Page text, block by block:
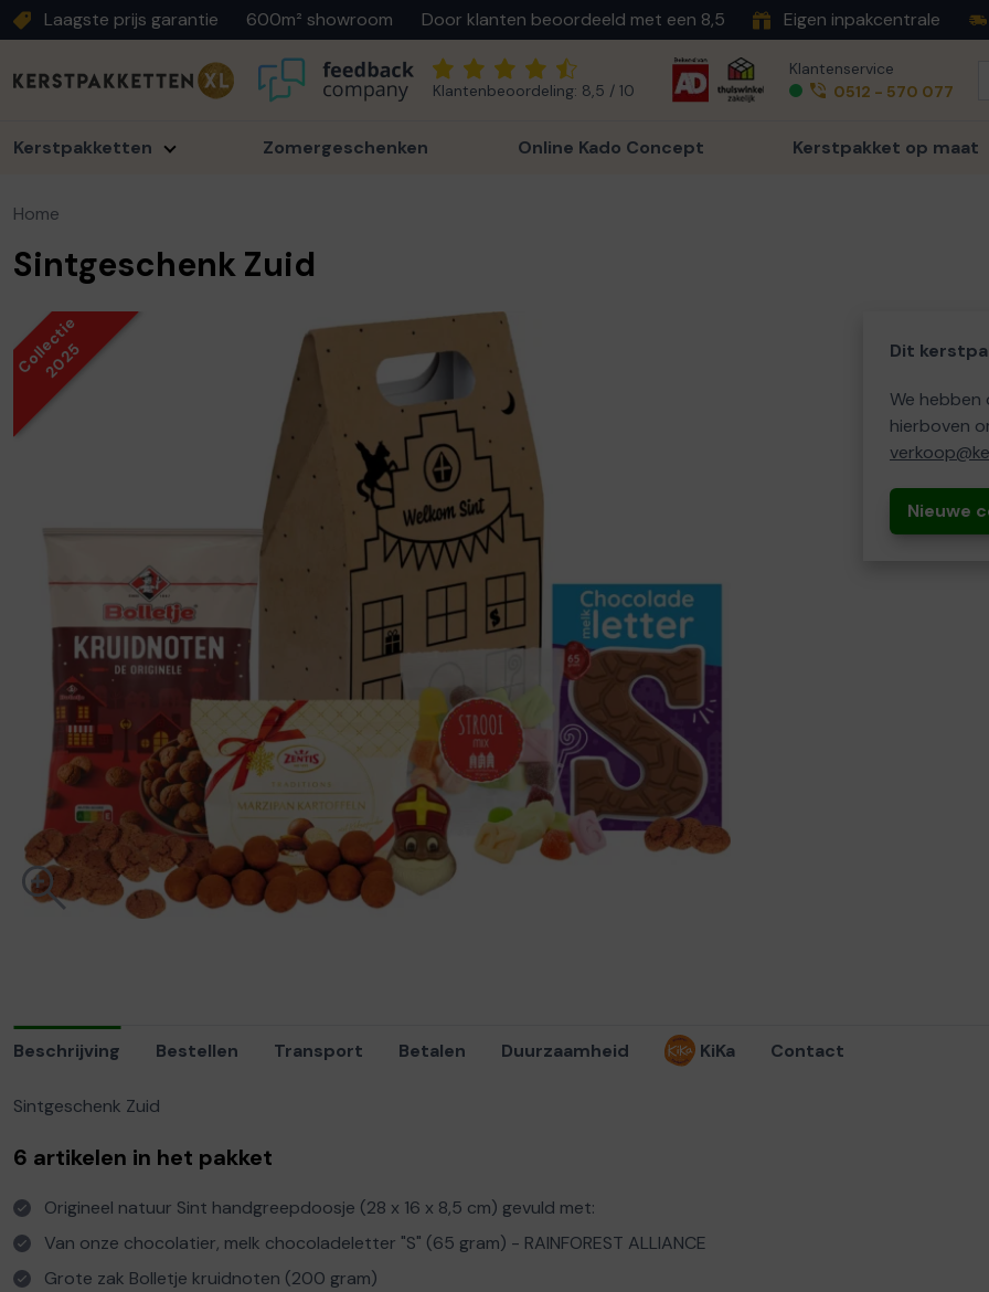
Laagste prijs garantie 600m² showroom Door klanten beoordeeld met een 8,5 Eigen inpakcentrale
Klantenbeoordeling: 8,5 / 10
Klantenservice
0512 - 570 077
Kerstpakketten Zomergeschenken Online Kado Concept Kerstpakket op maat
Home
Sintgeschenk Zuid
Collectie
2025 Dit
We hebben
hierboven
Nieuwe
Beschrijving Bestellen Transport Betalen Duurzaamheid KiKa Contact
Sintgeschenk Zuid
6 artikelen in het pakket
Origineel natuur Sint handgreepdoosje (28 x 16 x 8,5 cm) gevuld met:
Van onze chocolatier, melk chocoladeletter "S" (65 gram) - RAINFOREST ALLIANCE
Grote zak Bolletje kruidnoten (200 gram)